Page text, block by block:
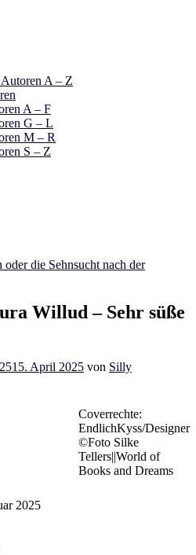
A – Z
A – F
G – L
M – R
S – Z
die Sehnsucht nach der
Willud – Sehr süße
15. April 2025 von Silly
Coverrechte:
EndlichKyss/Designer
©Foto Silke
Tellers||World of
Books and Dreams
2025